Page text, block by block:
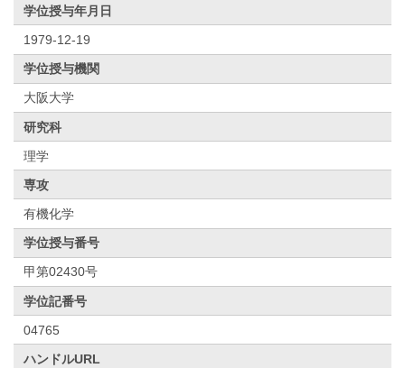
学位授与年月日
1979-12-19
学位授与機関
大阪大学
研究科
理学
専攻
有機化学
学位授与番号
甲第02430号
学位記番号
04765
ハンドルURL